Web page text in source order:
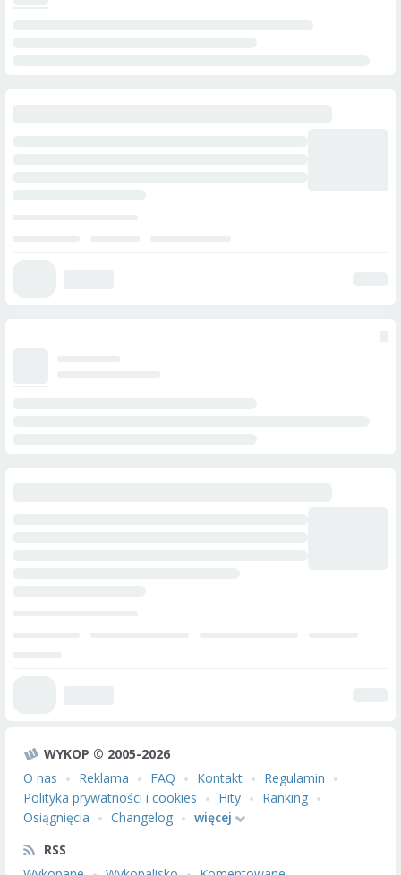
WYKOP © 2005-2026
O nas
Reklama FAQ Kontakt
Regulamin
Polityka prywatności i cookies
Hity
Ranking
Osiągnięcia
Changelog
więcej
RSS